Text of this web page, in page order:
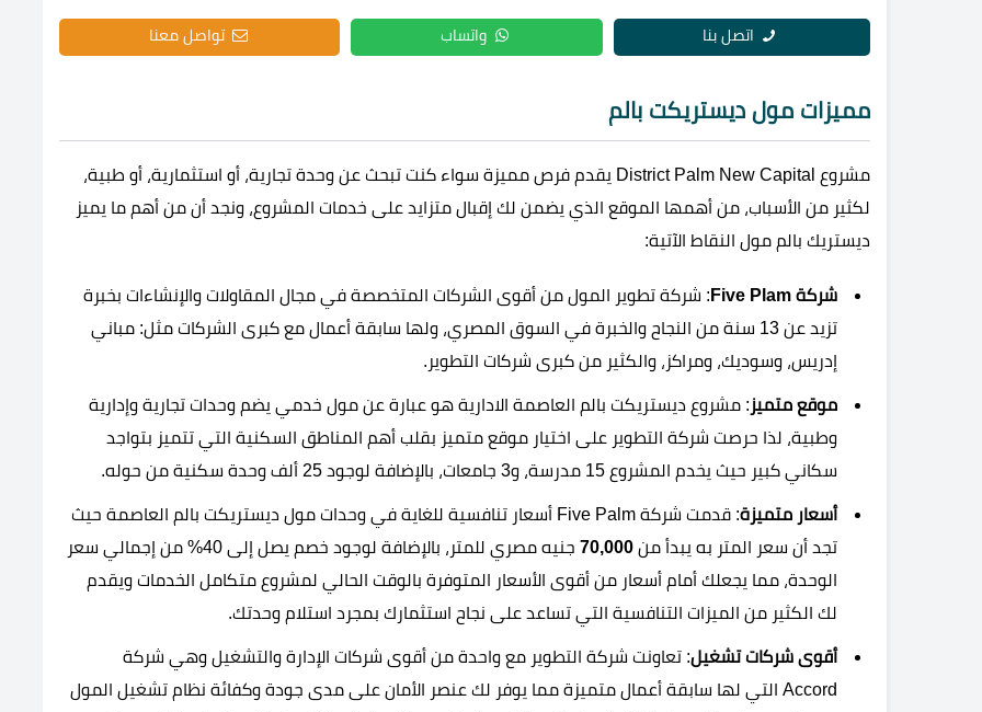
اتصل بنا واتساب تواصل معنا
مميزات مول ديستريكت بالم
مشروع District Palm New Capital يقدم فرص مميزة سواء كنت تبحث عن وحدة تجارية، أو استثمارية، أو طبية،
لكثير من الأسباب، من أهمها الموقع الذي يضمن لك إقبال متزايد على خدمات المشروع، ونجد أن من أهم ما يميز
ديستريك بالم مول النقاط الآتية:
شركة Five Plam
: شركة تطوير المول من أقوى الشركات المتخصصة في مجال المقاولات والإنشاءات بخبرة
تزيد عن 13 سنة من النجاح والخبرة في السوق المصري، ولها سابقة أعمال مع كبرى الشركات مثل: مباني
إدريس، وسوديك، ومراكز، والكثير من كبرى شركات التطوير.
موقع متميز : مشروع ديستريكت بالم العاصمة الادارية هو عبارة عن مول خدمي يضم وحدات تجارية وإدارية
وطبية، لذا حرصت شركة التطوير على اختيار موقع متميز بقلب أهم المناطق السكنية التي تتميز بتواجد
سكاني كبير حيث يخدم المشروع 15 مدرسة، و3 جامعات، بالإضافة لوجود 25 ألف وحدة سكنية من حوله.
أسعار متميزة
: قدمت شركة Five Palm أسعار تنافسية للغاية في وحدات مول ديستريكت بالم العاصمة حيث
تجد أن سعر المتر به يبدأ من 70,000
جنيه مصري للمتر، بالإضافة لوجود خصم يصل إلى 40% من إجمالي سعر
الوحدة، مما يجعلك أمام أسعار من أقوى الأسعار المتوفرة بالوقت الحالي لمشروع متكامل الخدمات ويقدم
لك الكثير من الميزات التنافسية التي تساعد على نجاح استثمارك بمجرد استلام وحدتك.
أقوى شركات تشغيل: تعاونت شركة التطوير مع واحدة من أقوى شركات الإدارة والتشغيل وهي شركة
Accord التي لها سابقة أعمال متميزة مما يوفر لك عنصر الأمان على مدى جودة وكفائة نظام تشغيل المول